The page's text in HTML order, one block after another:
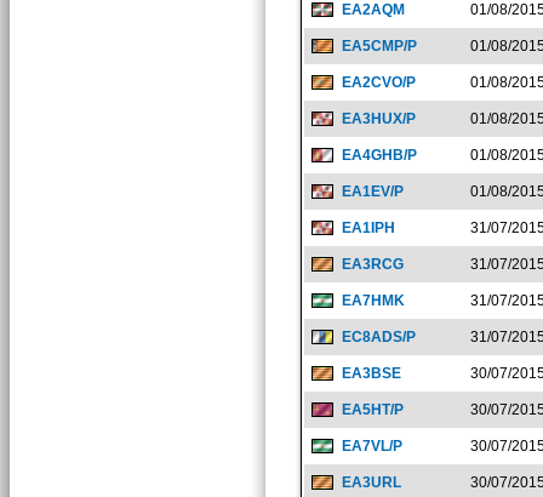
EA2AQM 01/08/
EA5CMP/P 01/08/
EA2CVO/P 01/08/
EA3HUX/P 01/08/
EA4GHB/P 01/08/
EA1EV/P 01/08/
EA1IPH 31/07/
EA3RCG 31/07/
EA7HMK 31/07/
EC8ADS/P 31/07/
EA3BSE 30/07/
EA5HT/P 30/07/
EA7VL/P 30/07/
EA3URL 30/07/